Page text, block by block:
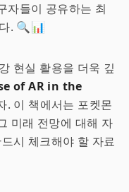
자들이 공유하는 최
. 🔍📊
현실 활용을 더욱 깊
of AR in the
. 이 책에서는 포켓몬
미래 전망에 대해 자
시 체크해야 할 자료